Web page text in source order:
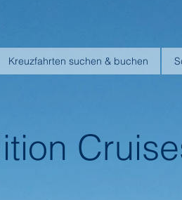
Kreuzfahrten suchen & buchen